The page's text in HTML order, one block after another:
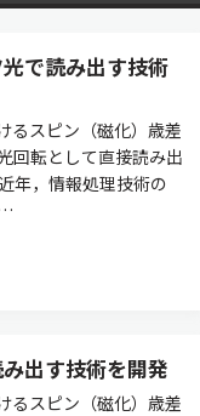
で読み出す技術
るスピン（磁化）歳差
回転として直接読み出
年，情報処理技術の
出す技術を開発
るスピン（磁化）歳差